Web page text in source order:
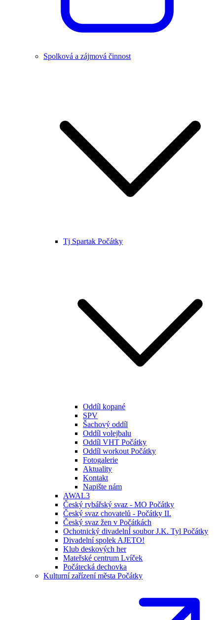
Spolková a zájmová činnost
Tj Spartak Počátky
Oddíl kopané
SPV
Šachový oddíl
Oddíl volejbalu
Oddíl VHT Počátky
Oddíl workout Počátky
Fotogalerie
Aktuality
Kontakt
Napište nám
AWAL3
Český rybářský svaz - MO Počátky
Český svaz chovatelů - Počátky II.
Český svaz žen v Počátkách
Ochotnický divadelnÍ soubor J.K. Tyl Počátky
Divadelní spolek AJETO!
Klub deskových her
Mateřské centrum Lvíček
Počátecká dechovka
Kulturní zařízení města Počátky